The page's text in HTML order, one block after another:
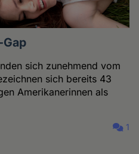
sich zunehmend vom
sich bereits 43
Amerikanerinnen als
1